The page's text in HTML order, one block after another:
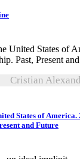
Cristian
States of America.
and Future